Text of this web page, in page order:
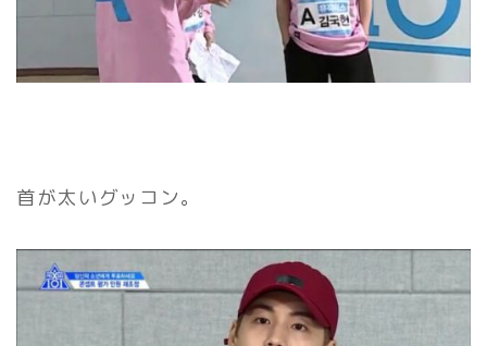
首が太いグッコン。